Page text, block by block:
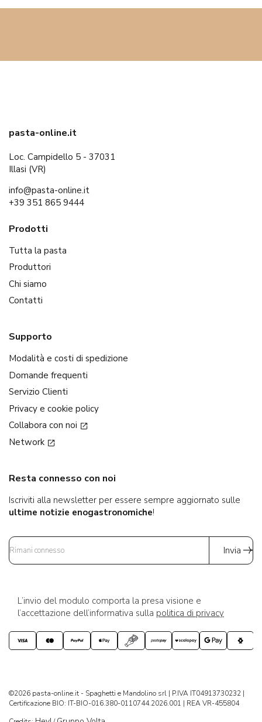
pasta-online.it
Loc. Campidello 5 - 37031
Illasi (VR)
info@pasta-online.it
+39 351 865 9444
Prodotti
Tutta la pasta
Produttori
Chi siamo
Contatti
Supporto
Modalità e costi di spedizione
Domande frequenti
Servizio Clienti
Privacy e cookie policy
Collabora con noi
Network
Resta connesso con noi
Iscriviti alla newsletter per essere sempre aggiornato sulle
ultime notizie enogastronomiche!
Invia
L’invio del modulo comporta la presa visione e
l’accettazione dell’informativa sulla politica di privacy
©2026 pasta-online.it - Spaghetti e Mandolino srl | P.IVA IT04913730232 |
Certificazione BIO: IT-BIO-016.380-0110744.2026.001 | REA VR-455804